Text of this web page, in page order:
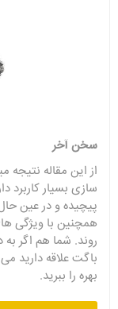
سخن آخر
از این مقاله نتیجه
سازی بسیار کاربرد
پیچیده و در عین
همچنین با ویژگی
روند. شما هم اگر
باگت علاقه دارید
بهره را ببرید.